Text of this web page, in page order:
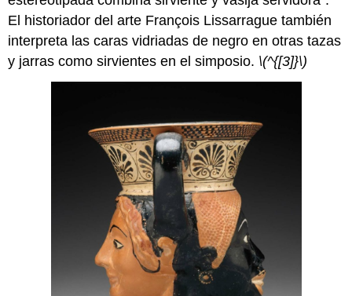
El historiador del arte François Lissarrague también
interpreta las caras vidriadas de negro en otras tazas
y jarras como sirvientes en el simposio. \(^{[3]}\)